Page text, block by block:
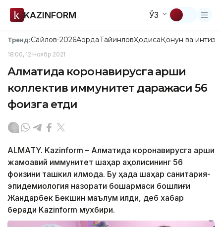
KAZINFORM ЎЗ
Тренд:Сайлов-2026АқордаТайинловҲодисаҚонун ва
18:00, 12 Ноябр 2021
Алматида коронавирусга қарши
коллектив иммунитет даражаси 56
фоизга етди
ALMATY. Kazinform – Алматида коронавирусга қарши
жамоавий иммунитет шаҳар аҳолисининг 56
фоизини ташкил қилмоқда. Бу ҳақда шаҳар санитария-
эпидемиология назорати бошқармаси бошлиғи
Жандарбек Бекшин маълум қилди, деб хабар
беради Kazinform мухбири.